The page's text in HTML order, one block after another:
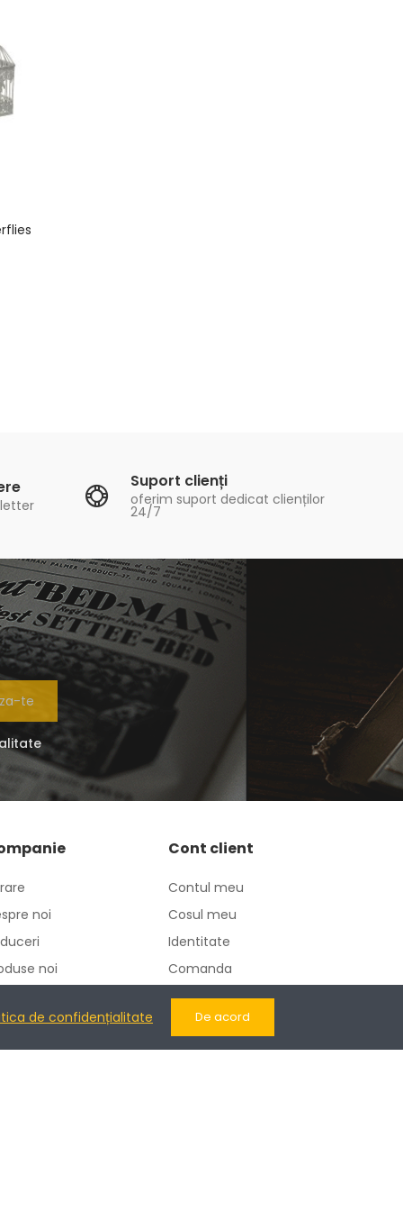
Suport clienți
oferim suport dedicat clienților
24/7
te
noi
noi
Cont client
Contul meu
Cosul meu
Identitate
Comanda
Adrese
de confidențialitate
De acord